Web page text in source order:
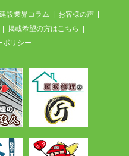
設業界コラム
お客様の声
掲載希望の方はこちら
ポリシー